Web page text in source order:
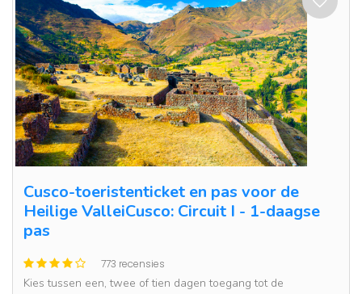
Cusco-toeristenticket en pas voor de
Heilige ValleiCusco: Circuit I - 1-daagse
pas
773 recensies
Kies tussen een, twee of tien dagen toegang tot de